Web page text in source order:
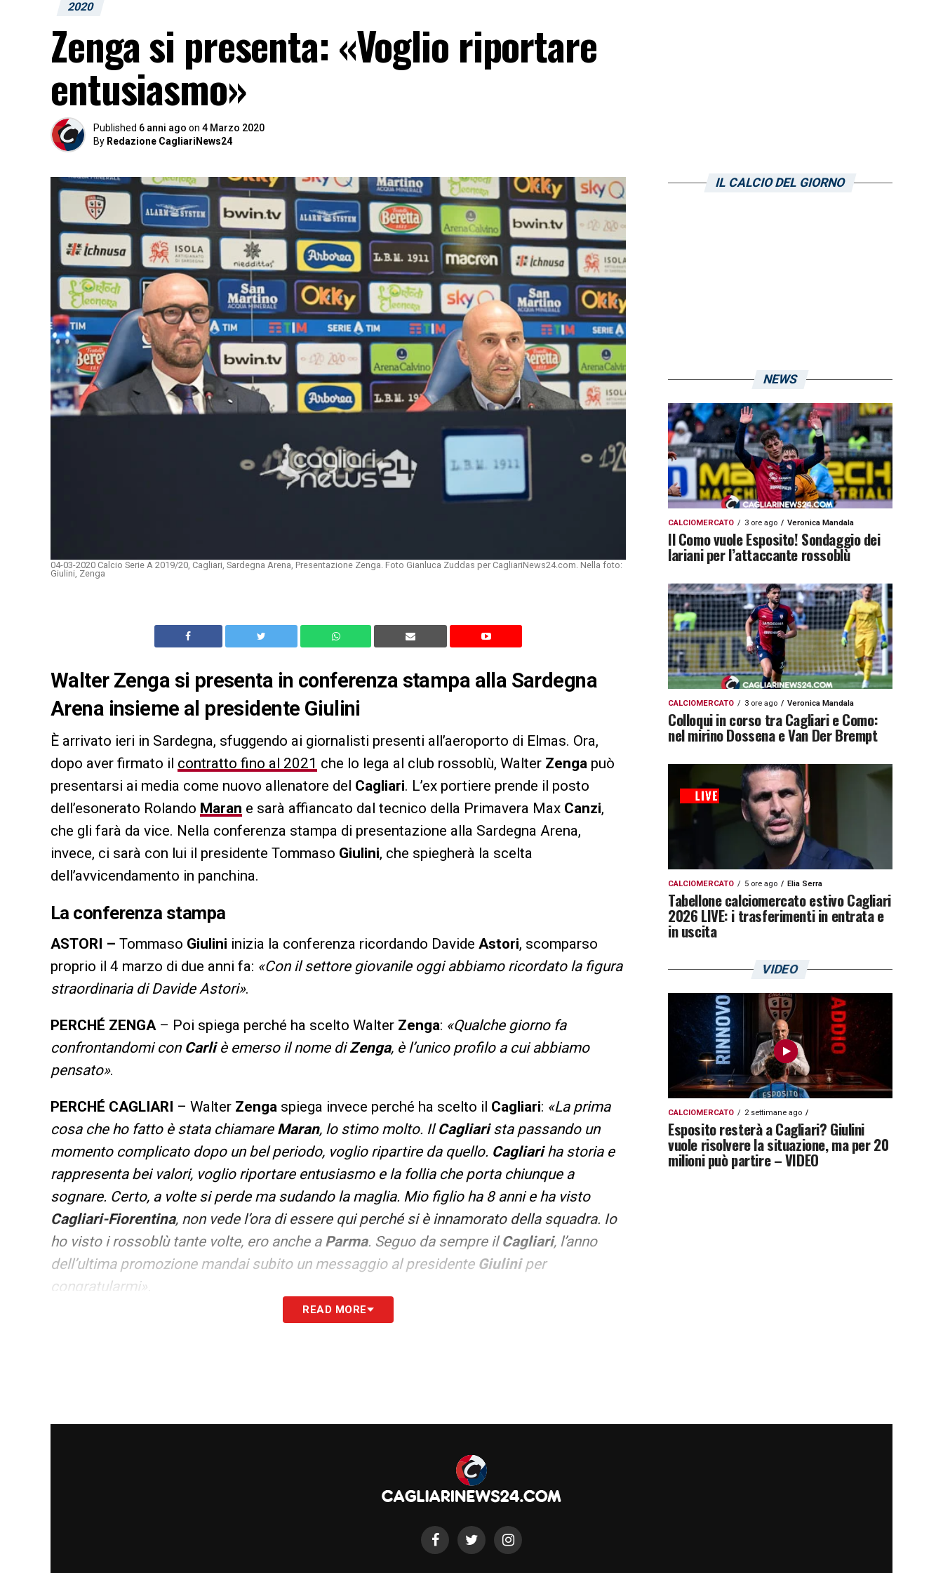
2020
Zenga si presenta: «Voglio riportare
entusiasmo»
Published 6 anni ago on 4 Marzo 2020
By Redazione CagliariNews24
04-03-2020 Calcio Serie A 2019/20, Cagliari, Sardegna Arena, Presentazione Zenga. Foto Gianluca Zuddas per CagliariNews24.com. Nella foto:
Giulini, Zenga
Walter Zenga si presenta in conferenza stampa alla Sardegna
Arena insieme al presidente Giulini
È arrivato ieri in Sardegna, sfuggendo ai giornalisti presenti all’aeroporto di Elmas. Ora,
dopo aver firmato il contratto fino al 2021 che lo lega al club rossoblù, Walter Zenga può
presentarsi ai media come nuovo allenatore del Cagliari. L’ex portiere prende il posto
dell’esonerato Rolando Maran e sarà affiancato dal tecnico della Primavera Max Canzi,
che gli farà da vice. Nella conferenza stampa di presentazione alla Sardegna Arena,
invece, ci sarà con lui il presidente Tommaso Giulini, che spiegherà la scelta
dell’avvicendamento in panchina.
La conferenza stampa
ASTORI – Tommaso Giulini inizia la conferenza ricordando Davide Astori, scomparso
proprio il 4 marzo di due anni fa: «Con il settore giovanile oggi abbiamo ricordato la figura
straordinaria di Davide Astori».
PERCHÉ ZENGA– Poi spiega perché ha scelto Walter Zenga: «Qualche giorno fa
confrontandomi con Carliè emerso il nome diZenga, è l’unico profilo a cui abbiamo
pensato».
PERCHÉ CAGLIARI – Walter Zenga spiega invece perché ha scelto il Cagliari: «La prima
cosa che ho fatto è stata chiamare Maran, lo stimo molto. IlCagliarista passando un
momento complicato dopo un bel periodo, voglio ripartire da quello. Cagliariha storia e
rappresenta bei valori, voglio riportare entusiasmo e la follia che porta chiunque a
sognare. Certo, a volte si perde ma sudando la maglia. Mio figlio ha 8 anni e ha visto
Cagliari-Fiorentina, non vede l’ora di essere qui perché si è innamorato della squadra. Io
ho visto i rossoblù tante volte, ero anche a Parma. Seguo da sempre il Cagliari, l’anno
dell’ultima promozione mandai subito un messaggio al presidente Giuliniper
congratularmi».
prova a spiegare il calo del
di chiamare
«Certe cose non sono state gestite bene in
READ MORE
IL CALCIO DEL GIORNO
NEWS
CALCIOMERCATO 3 ore ago Veronica Mandala
Il Como vuole Esposito! Sondaggio dei
lariani per l’attaccante rossoblù
CALCIOMERCATO 3 ore ago Veronica Mandala
Colloqui in corso tra Cagliari e Como:
nel mirino Dossena e Van Der Brempt
CALCIOMERCATO 5 ore ago Elia Serra
Tabellone calciomercato estivo Cagliari
2026 LIVE: i trasferimenti in entrata e
in uscita
VIDEO
CALCIOMERCATO 2 settimane ago
Esposito resterà a Cagliari? Giulini
vuole risolvere la situazione, ma per 20
milioni può partire – VIDEO